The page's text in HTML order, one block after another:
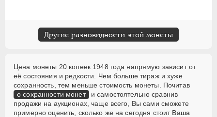
Другие разновидности этой монеты
Цена монеты 20 копеек 1948 года напрямую зависит от
её состояния и редкости. Чем больше тираж и хуже
сохранность, тем меньше стоимость монеты. Почитав
о сохранности монет и самостоятельно сравнив
продажи на аукционах, чаще всего, Вы сами сможете
примерно оценить, сколько же на сегодня стоит Ваша